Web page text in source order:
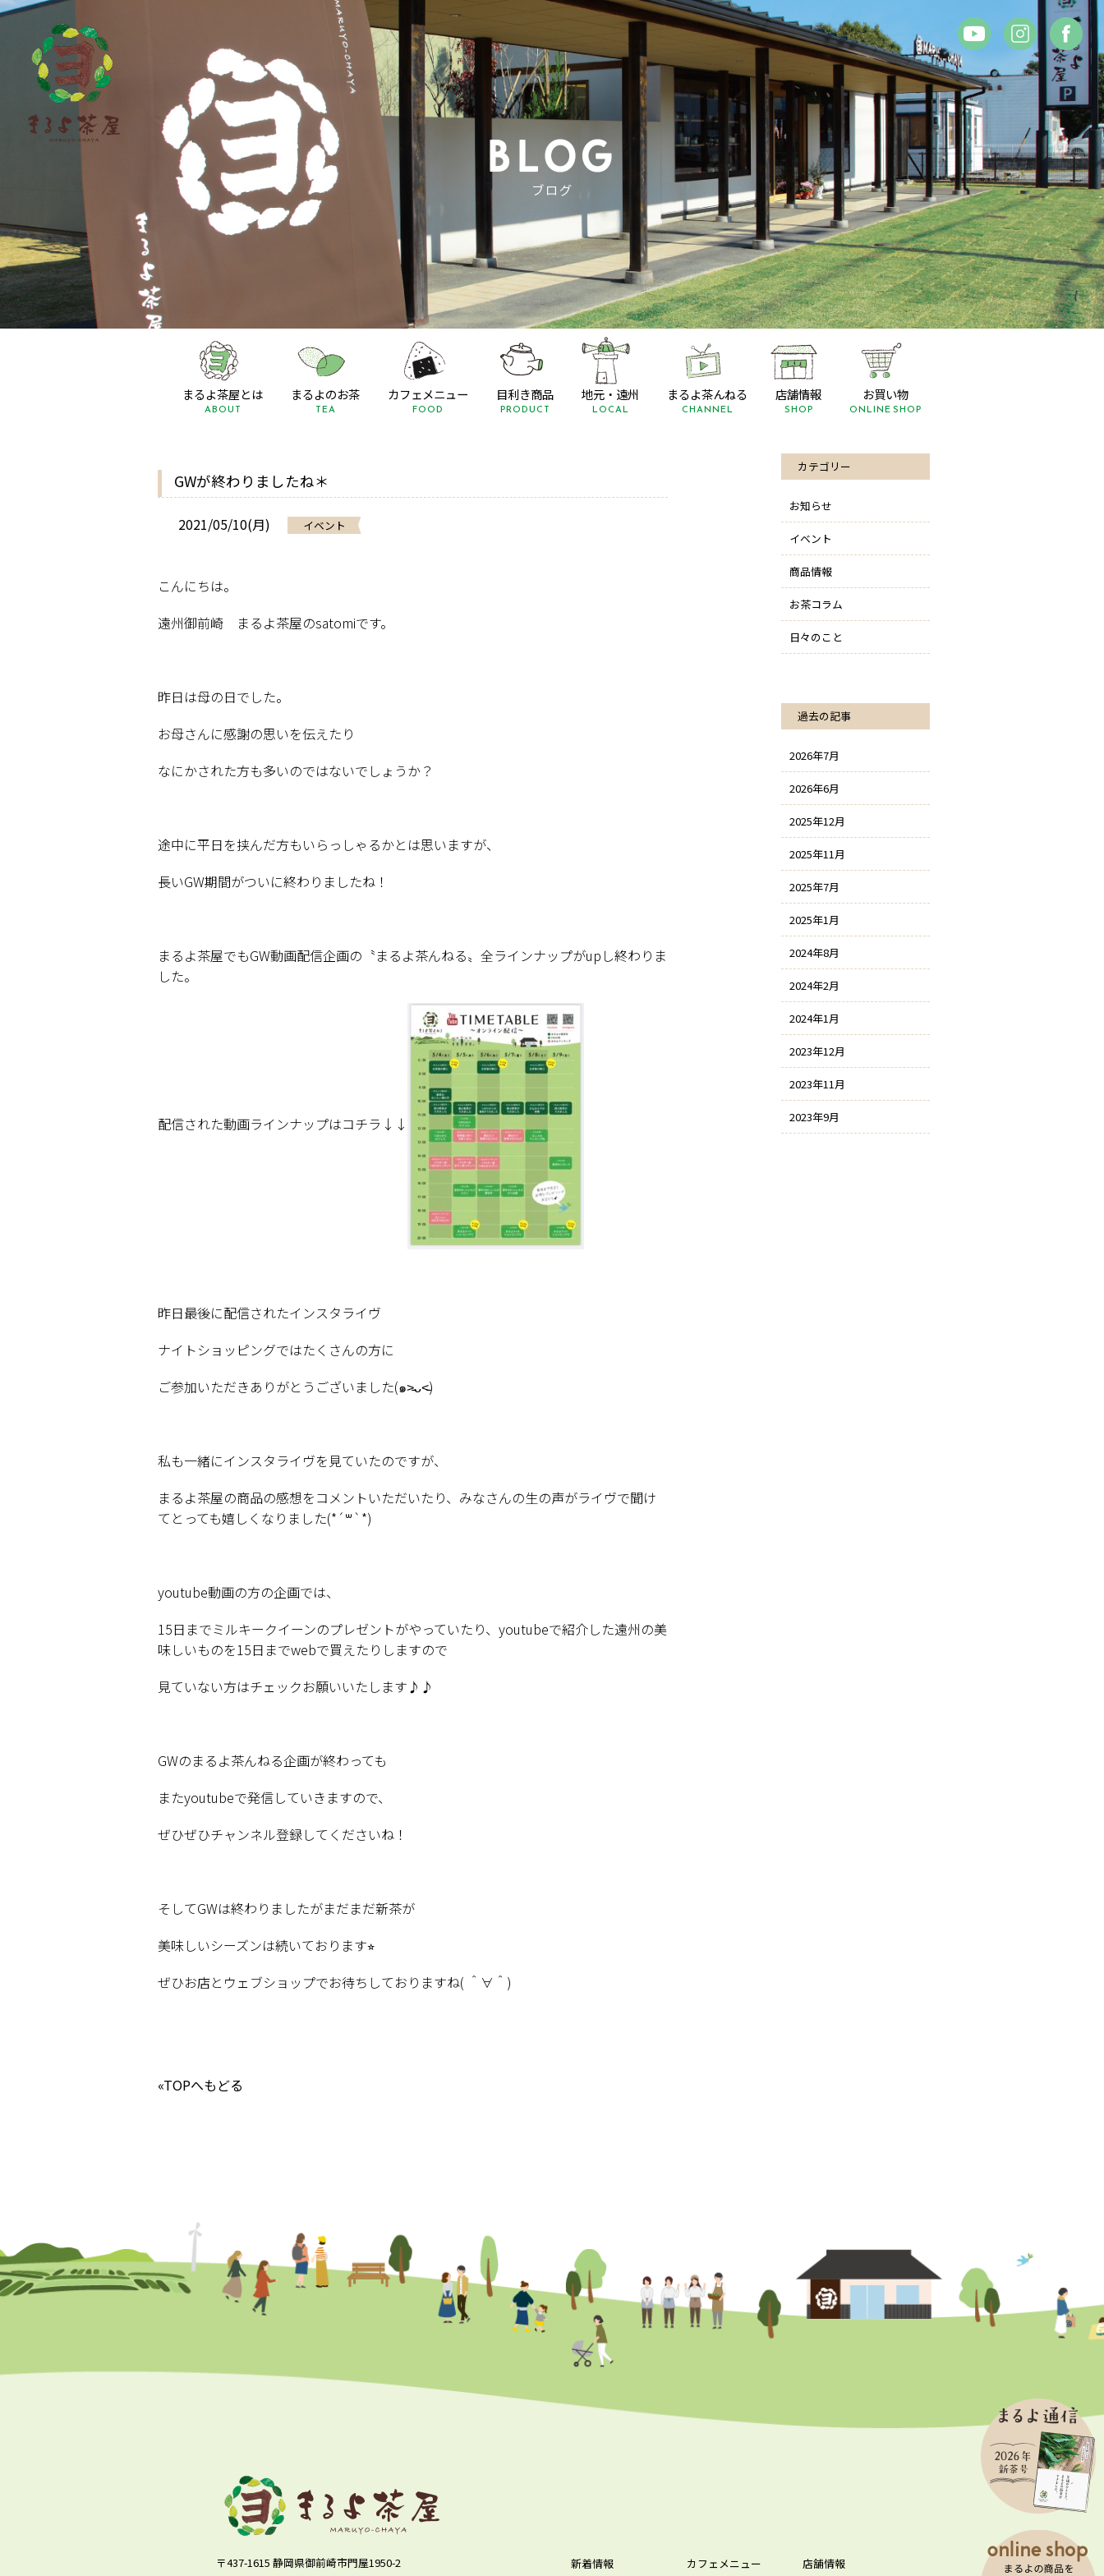
まるよ茶屋とは
ABOUT
まるよのお茶
TEA
カフェメニュー
FOOD
目利き商品
PRODUCT
地元・遠州
LOCAL
まるよ茶んねる
CHANNEL
店舗情報
SHOP
お買い物
ONLINE SHOP
GWが終わりましたね＊
2021/05/10(月) イベント
こんにちは。
遠州御前崎 まるよ茶屋のsatomiです。
昨日は母の日でした。
お母さんに感謝の思いを伝えたり
なにかされた方も多いのではないでしょうか？
途中に平日を挟んだ方もいらっしゃるかとは思いますが、
長いGW期間がついに終わりましたね！
まるよ茶屋でもGW動画配信企画の〝まるよ茶んねる〟全ラインナップがup し終わりま
した。
配信された動画ラインナップはコチラ↓↓
昨日最後に配信されたインスタライヴ
ナイトショッピングではたくさんの方に
ご参加いただきありがとうございました(๑˃̵ᴗ˂̵)
私も一緒にインスタライヴを見ていたのですが、
まるよ茶屋の商品の感想をコメントいただいたり、みなさんの生の声がライヴで聞け
てとっても嬉しくなりました(*´꒳`*)
youtube動画の方の企画では、
15日までミルキークイーンのプレゼントがやっていたり、 youtubeで紹介した遠州の美
味しいものを15日までwebで買えたりしますので
見ていない方はチェックお願いいたします♪♪
GWのまるよ茶んねる企画が終わっても
またyoutubeで発信していきますので、
ぜひぜひチャンネル登録してくださいね！
そしてGWは終わりましたがまだまだ新茶が
美味しいシーズンは続いております⭐︎
ぜひお店とウェブショップでお待ちしておりますね( ＾∀＾)
カテゴリー
お知らせ
イベント
商品情報
お茶コラム
日々のこと
過去の記事
2026年7月
2026年6月
2025年12月
2025年11月
2025年7月
2025年1月
2024年8月
2024年2月
2024年1月
2023年12月
2023年11月
2023年9月
«TOPへもどる
〒437-1615 静岡県御前崎市門屋1950-2 新着情報 カフェメニュー 店舗情報